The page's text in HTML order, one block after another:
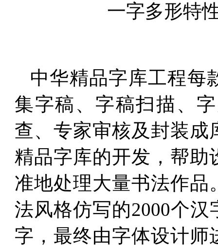
一字多形特
中华精品字库工程每
集字稿、字稿扫描、
查、专家审核及封装
精品字库的开发，帮助
准地处理大量书法作
法风格仿写的2000个
字，最终由字体设计